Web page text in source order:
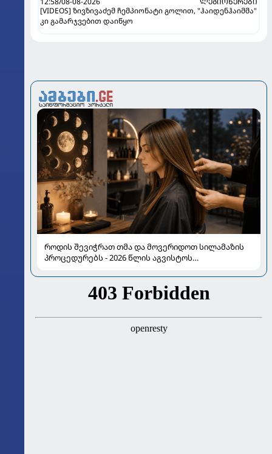
[VIDEOS] ზივზივაძემ ჩემპიონატი გოლით, "ჰაიდენჰაიმმა"
კი გამარჯვებით დაიწყო
როდის შევიჭრათ თმა და მოვერიდოთ სილამაზის
პროცედურებს - 2026 წლის აგვისტოს